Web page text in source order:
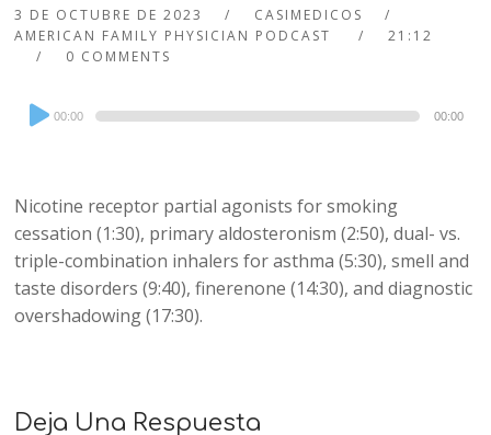
3 DE OCTUBRE DE 2023
CASIMEDICOS
AMERICAN FAMILY PHYSICIAN PODCAST
21:12
0 COMMENTS
Audio
Player
00:00 00:00
Nicotine receptor partial agonists for smoking
cessation (1:30), primary aldosteronism (2:50), dual- vs.
triple-combination inhalers for asthma (5:30), smell and
taste disorders (9:40), finerenone (14:30), and diagnostic
overshadowing (17:30).
Deja Una Respuesta